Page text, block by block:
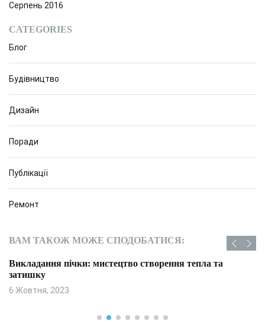
Серпень 2016
CATEGORIES
Блог
Будівництво
Дизайн
Поради
Публікації
Ремонт
ВАМ ТАКОЖ МОЖЕ СПОДОБАТИСЯ:
Викладання пічки: мистецтво створення тепла та
затишку
6 Жовтня, 2023